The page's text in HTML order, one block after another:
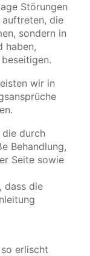
Störungen
auftreten, die
sondern in
haben,
wir in
die durch
Behandlung,
Seite sowie
dass die
erlischt